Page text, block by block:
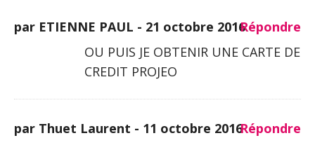
par ETIENNE PAUL - 21 octobre 2016Répondre
OU PUIS JE OBTENIR UNE CARTE DE
CREDIT PROJEO
par Thuet Laurent - 11 octobre 2016Répondre